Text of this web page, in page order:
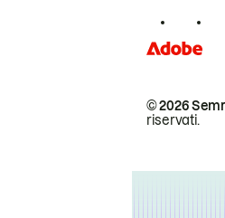
© 2026
riservati.